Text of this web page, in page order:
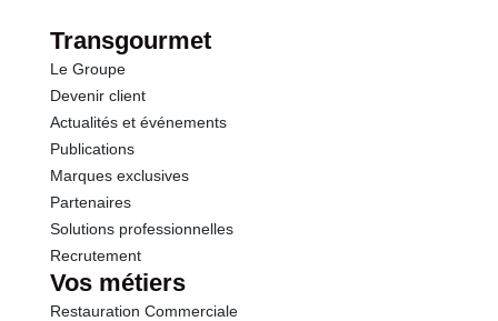
Transgourmet
Le Groupe
Devenir client
Actualités et événements
Publications
Marques exclusives
Partenaires
Solutions professionnelles
Recrutement
Vos métiers
Restauration Commerciale